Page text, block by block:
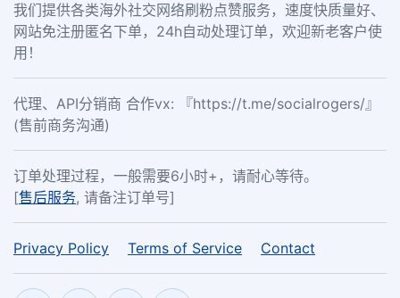
我们提供各类海外社交网络刷粉点赞服务，速度快质量好、
网站免注册匿名下单，24h自动处理订单，欢迎新老客户使
用！
代理、API分销商 合作vx: 『https://t.me/socialrogers/』
(售前商务沟通)
订单处理过程，一般需要6小时+，请耐心等待。
[售后服务, 请备注订单号]
Privacy Policy Terms of Service Contact